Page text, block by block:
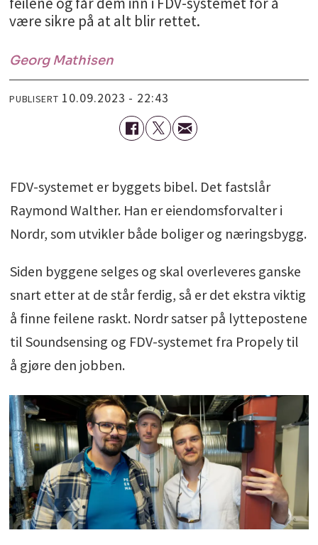
være sikre på at alt blir rettet.
Georg Mathisen
PUBLISERT 10.09.2023 - 22:43
FDV-systemet er byggets bibel. Det fastslår
Raymond Walther. Han er eiendomsforvalter i
Nordr, som utvikler både boliger og næringsbygg.
Siden byggene selges og skal overleveres ganske
snart etter at de står ferdig, så er det ekstra viktig
å finne feilene raskt. Nordr satser på lyttepostene
til Soundsensing og FDV-systemet fra Propely til
å gjøre den jobben.